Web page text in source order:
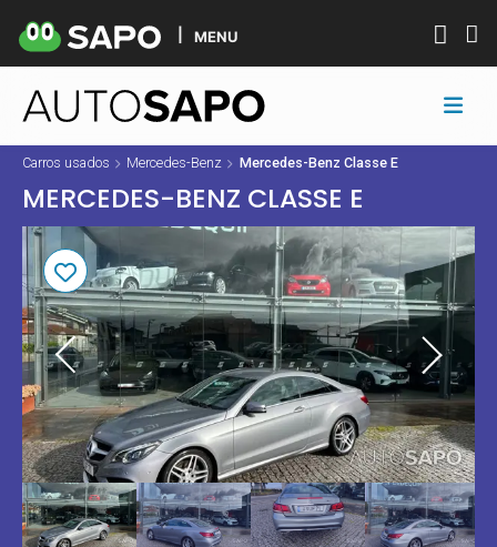
MENU
Carros usados Mercedes-Benz Mercedes-Benz Classe E
MERCEDES-BENZ CLASSE E